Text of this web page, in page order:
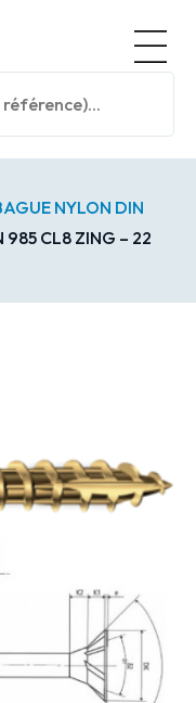
NYLON DIN
985 CL8 ZING – 22